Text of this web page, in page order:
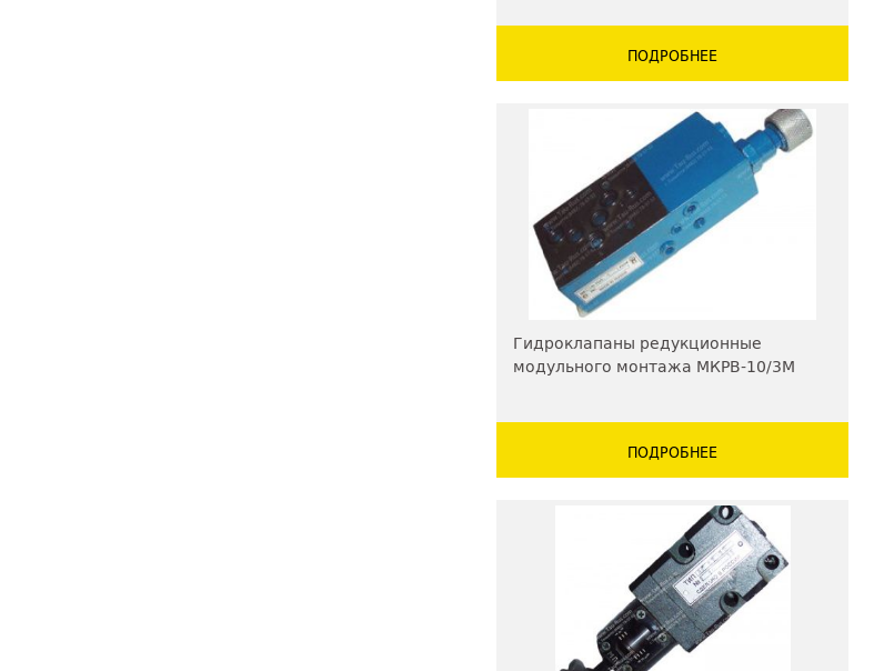
ПОДРОБНЕЕ
Гидроклапаны редукционные
модульного монтажа МКРВ-10/3М
ПОДРОБНЕЕ